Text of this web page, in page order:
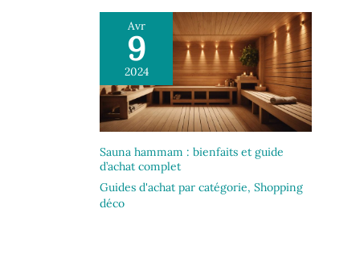
Avr
9
2024
Sauna hammam : bienfaits et guide
d’achat complet
Guides d'achat par catégorie, Shopping
déco